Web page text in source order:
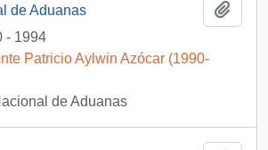
de Aduanas
- 1994
Patricio Aylwin Azócar (1990-
de Aduanas